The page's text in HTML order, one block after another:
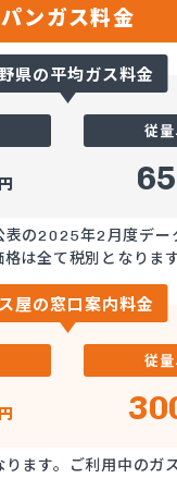
ンガス料金
県の平均ガス料金
円
従
の2025年2月度デー
は全て税別となります
屋の窓口案内料金
円
従
ます。ご利用中のガ